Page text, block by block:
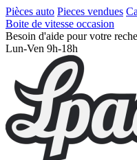
Pièces auto Pieces vendues
Boite de vitesse occasion
Besoin d'aide pour votre
Lun-Ven 9h-18h